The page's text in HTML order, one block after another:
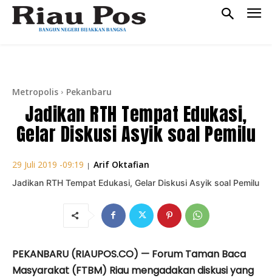
Metropolis Pekanbaru
Jadikan RTH Tempat Edukasi,
Gelar Diskusi Asyik soal Pemilu
29 Juli 2019 -09:19 | Arif Oktafian
Jadikan RTH Tempat Edukasi, Gelar Diskusi Asyik soal Pemilu
PEKANBARU (RIAUPOS.CO) — Forum Taman Baca
Masyarakat (FTBM) Riau mengadakan diskusi yang